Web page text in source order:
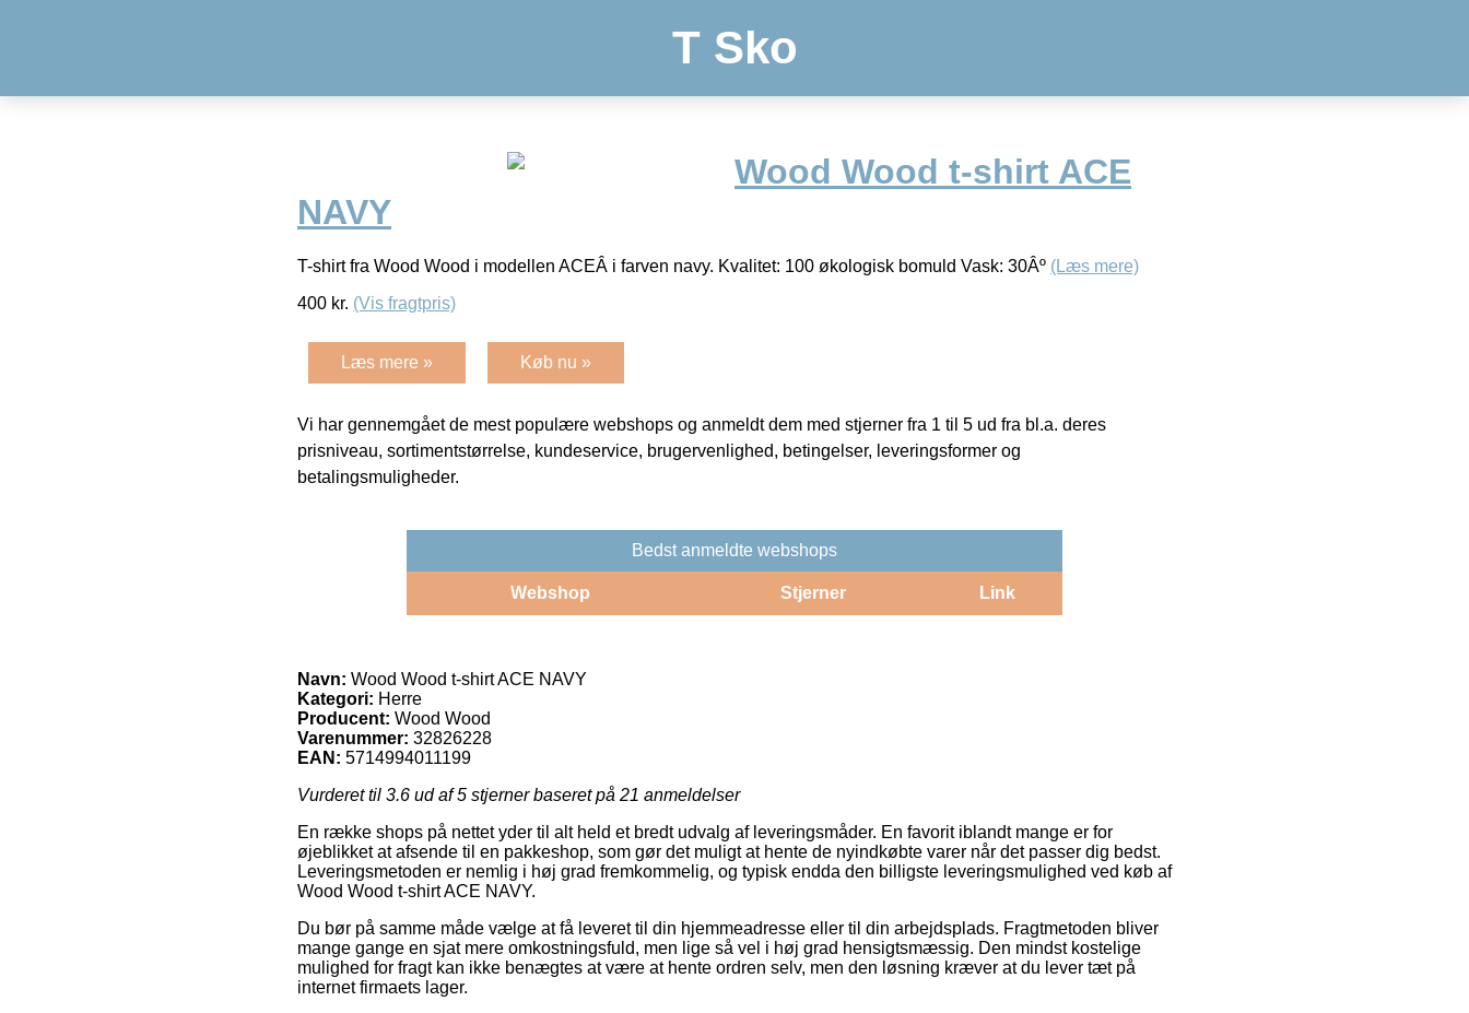
T Sko
Wood Wood t-shirt ACE
NAVY
T-shirt fra Wood Wood i modellen ACEÂ i farven navy. Kvalitet: 100 økologisk bomuld Vask: 30Âº (Læs mere)
400 kr. (Vis fragtpris)
Læs mere » Køb nu »
Vi har gennemgået de mest populære webshops og anmeldt dem med stjerner fra 1 til 5 ud fra bl.a. deres
prisniveau, sortimentstørrelse, kundeservice, brugervenlighed, betingelser, leveringsformer og
betalingsmuligheder.
Bedst anmeldte webshops
Webshop Stjerner Link
Navn: Wood Wood t-shirt ACE NAVY
Kategori: Herre
Producent: Wood Wood
Varenummer: 32826228
EAN: 5714994011199
Vurderet til 3.6 ud af 5 stjerner baseret på 21 anmeldelser
En række shops på nettet yder til alt held et bredt udvalg af leveringsmåder. En favorit iblandt mange er for
øjeblikket at afsende til en pakkeshop, som gør det muligt at hente de nyindkøbte varer når det passer dig bedst.
Leveringsmetoden er nemlig i høj grad fremkommelig, og typisk endda den billigste leveringsmulighed ved køb af
Wood Wood t-shirt ACE NAVY.
Du bør på samme måde vælge at få leveret til din hjemmeadresse eller til din arbejdsplads. Fragtmetoden bliver
mange gange en sjat mere omkostningsfuld, men lige så vel i høj grad hensigtsmæssig. Den mindst kostelige
mulighed for fragt kan ikke benægtes at være at hente ordren selv, men den løsning kræver at du lever tæt på
internet firmaets lager.